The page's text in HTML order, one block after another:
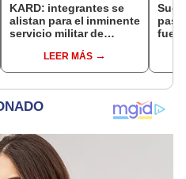
KARD: integrantes se
alistan para el inminente
servicio militar de
LEER MÁS
fue